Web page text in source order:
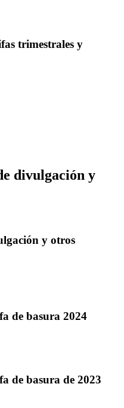
trimestrales y
divulgación y
y otros
de basura 2024
de basura de 2023